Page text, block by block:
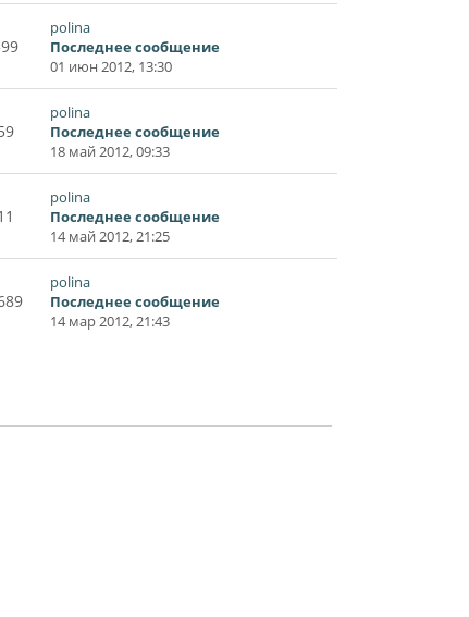
polina
Последнее сообщение
01 июн 2012, 13:30
polina
Последнее сообщение
18 май 2012, 09:33
polina
Последнее сообщение
14 май 2012, 21:25
polina
Последнее сообщение
14 мар 2012, 21:43